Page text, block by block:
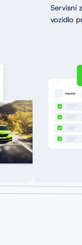
Servisní
vozidlo